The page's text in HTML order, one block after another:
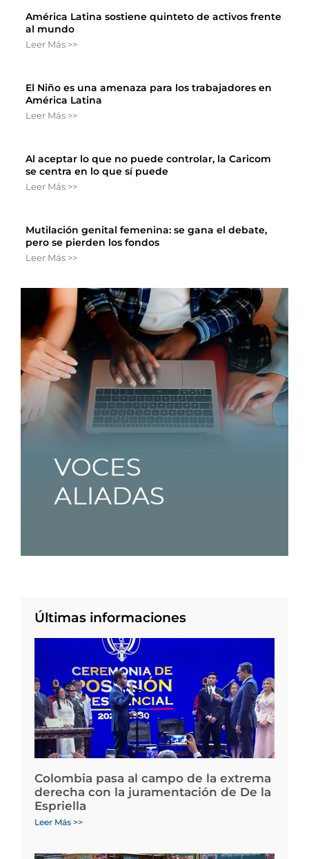
América Latina sostiene quinteto de activos frente
al mundo
Leer Más >>
El Niño es una amenaza para los trabajadores en
América Latina
Leer Más >>
Al aceptar lo que no puede controlar, la Caricom
se centra en lo que sí puede
Leer Más >>
Mutilación genital femenina: se gana el debate,
pero se pierden los fondos
Leer Más >>
Últimas informaciones
Colombia pasa al campo de la extrema
derecha con la juramentación de De la
Espriella
Leer Más >>